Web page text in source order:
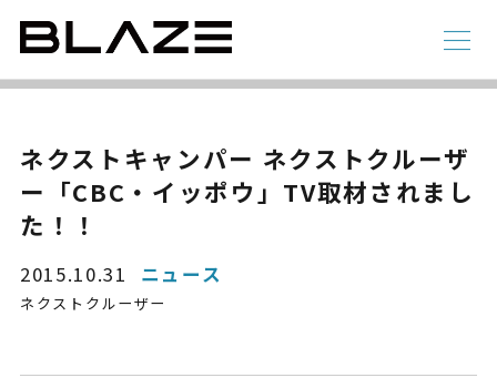
電動アシスト自転車 4 輪
NEWS
ネクストキャンパー ネクストクルーザ
ー「CBC・イッポウ」TV取材されまし
た！！
2015.10.31 ニュース
ネクストクルーザー